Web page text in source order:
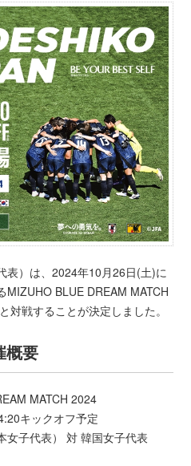
表）は、2024年10月26日(土)に
BLUE DREAM MATCH
対戦することが決定しました。
要
MATCH 2024
キックオフ予定
女子代表） 対 韓国女子代表